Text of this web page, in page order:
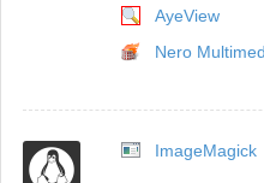
AyeView
Nero
ImageMagick